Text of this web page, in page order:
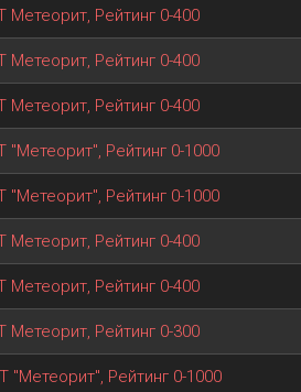
Метеорит, Рейтинг 0-400
Метеорит, Рейтинг 0-400
Метеорит, Рейтинг 0-400
"Метеорит", Рейтинг 0-1000
"Метеорит", Рейтинг 0-1000
Метеорит, Рейтинг 0-400
Метеорит, Рейтинг 0-400
Метеорит, Рейтинг 0-300
"Метеорит", Рейтинг 0-1000